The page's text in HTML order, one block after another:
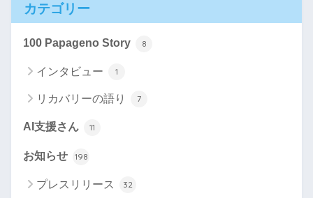
カテゴリー
100 Papageno Story 8
インタビュー 1
リカバリーの語り 7
AI支援さん 11
お知らせ 198
プレスリリース 32